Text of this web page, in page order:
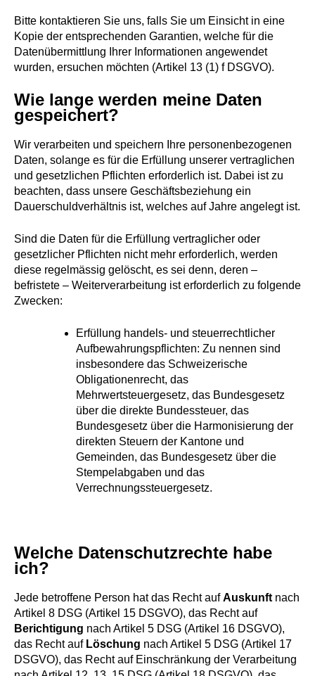
Bitte kontaktieren Sie uns, falls Sie um Einsicht in eine
Kopie der entsprechenden Garantien, welche für die
Datenübermittlung Ihrer Informationen angewendet
wurden, ersuchen möchten (Artikel 13 (1) f DSGVO).
Wie lange werden meine Daten
gespeichert?
Wir verarbeiten und speichern Ihre personenbezogenen
Daten, solange es für die Erfüllung unserer vertraglichen
und gesetzlichen Pflichten erforderlich ist. Dabei ist zu
beachten, dass unsere Geschäftsbeziehung ein
Dauerschuldverhältnis ist, welches auf Jahre angelegt ist.
Sind die Daten für die Erfüllung vertraglicher oder
gesetzlicher Pflichten nicht mehr erforderlich, werden
diese regelmässig gelöscht, es sei denn, deren –
befristete – Weiterverarbeitung ist erforderlich zu folgende
Zwecken:
Erfüllung handels- und steuerrechtlicher
Aufbewahrungspflichten: Zu nennen sind
insbesondere das Schweizerische
Obligationenrecht, das
Mehrwertsteuergesetz, das Bundesgesetz
über die direkte Bundessteuer, das
Bundesgesetz über die Harmonisierung der
direkten Steuern der Kantone und
Gemeinden, das Bundesgesetz über die
Stempelabgaben und das
Verrechnungssteuergesetz.
Welche Datenschutzrechte habe
ich?
Jede betroffene Person hat das Recht aufAuskunft nach
Artikel 8 DSG (Artikel 15 DSGVO), das Recht auf
Berichtigung nach Artikel 5 DSG (Artikel 16 DSGVO),
das Recht auf Löschung nach Artikel 5 DSG (Artikel 17
DSGVO), das Recht auf Einschränkung der Verarbeitung